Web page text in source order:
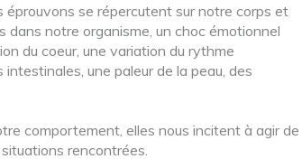
éprouvons se répercutent sur notre corps et
dans notre organisme, un choc émotionnel
du coeur, une variation du rythme
une paleur de la peau, des
comportement, elles nous incitent à agir de
rencontrées.